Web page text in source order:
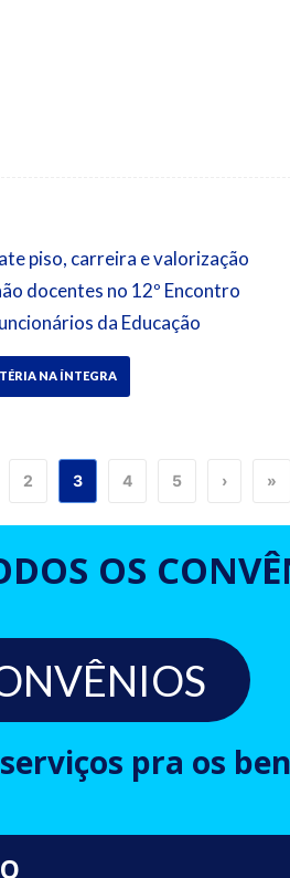
piso, carreira e valorização
docentes no 12º Encontro
da Educação
NA ÍNTEGRA
2 3 4 5 › »
OS
pra os